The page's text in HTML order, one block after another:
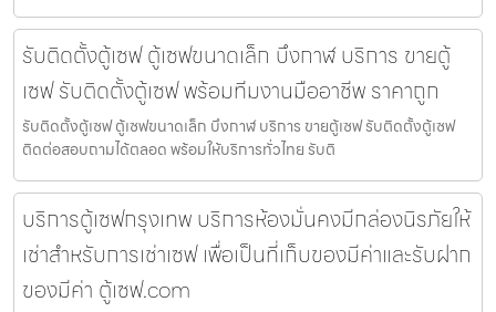
รับติดตั้งตู้เซฟ ตู้เซฟขนาดเล็ก บึงกาฬ บริการ ขายตู้
เซฟ รับติดตั้งตู้เซฟ พร้อมทีมงานมืออาชีพ ราคาถูก
รับติดตั้งตู้เซฟ ตู้เซฟขนาดเล็ก บึงกาฬ บริการ ขายตู้เซฟ รับติดตั้งตู้เซฟ
ติดต่อสอบถามได้ตลอด พร้อมให้บริการทั่วไทย รับติ
บริการตู้เซฟกรุงเทพ บริการห้องมั่นคงมีกล่องนิรภัยให้
เช่าสำหรับการเช่าเซฟ เพื่อเป็นที่เก็บของมีค่าและรับฝาก
ของมีค่า ตู้เซฟ.com